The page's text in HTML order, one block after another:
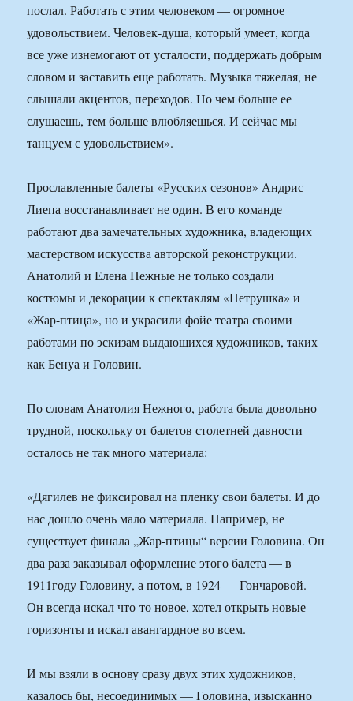
послал. Работать с этим человеком — огромное
удовольствием. Человек-душа, который умеет, когда
все уже изнемогают от усталости, поддержать добрым
словом и заставить еще работать. Музыка тяжелая, не
слышали акцентов, переходов. Но чем больше ее
слушаешь, тем больше влюбляешься. И сейчас мы
танцуем с удовольствием».
Прославленные балеты «Русских сезонов» Андрис
Лиепа восстанавливает не один. В его команде
работают два замечательных художника, владеющих
мастерством искусства авторской реконструкции.
Анатолий и Елена Нежные не только создали
костюмы и декорации к спектаклям «Петрушка» и
«Жар-птица», но и украсили фойе театра своими
работами по эскизам выдающихся художников, таких
как Бенуа и Головин.
По словам Анатолия Нежного, работа была довольно
трудной, поскольку от балетов столетней давности
осталось не так много материала:
«Дягилев не фиксировал на пленку свои балеты. И до
нас дошло очень мало материала. Например, не
существует финала „Жар-птицы“ версии Головина. Он
два раза заказывал оформление этого балета — в
1911году Головину, а потом, в 1924 — Гончаровой.
Он всегда искал что-то новое, хотел открыть новые
горизонты и искал авангардное во всем.
И мы взяли в основу сразу двух этих художников,
казалось бы, несоединимых — Головина, изысканно